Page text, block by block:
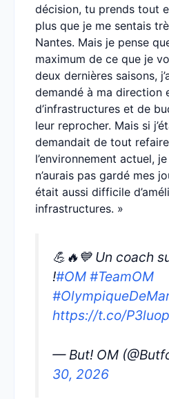
décision, tu prends tout
plus que je me sentais
Nantes. Mais je pense
maximum de ce que je
deux dernières saisons,
demandé à ma direction
d’infrastructures et de
leur reprocher. Mais si
demandait de tout
l’environnement actuel,
n’aurais pas gardé mes
était aussi difficile
infrastructures. »
💪🔥💙 Un coach
!#OM #TeamOM
https://t.co/
— But! OM
30, 2026